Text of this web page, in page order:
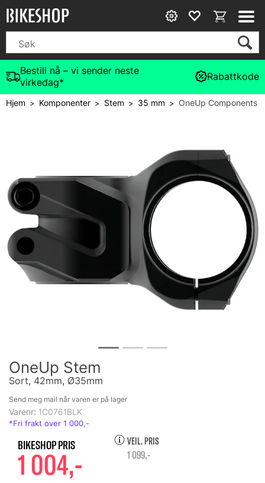
Bestill nå – vi sender neste
virkedag*
Rabattkode
Hjem> Komponenter> Stem> 35 mm>OneUp Components
OneUp Stem
Sort, 42mm, Ø35mm
Varenr: 1C0761BLK
1 004,-
VEIL. PRIS
1 099,-
Send meg mail når varen er på lager